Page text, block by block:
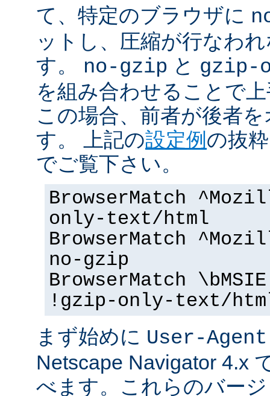
て、特定のブラウザに
ットし、圧縮が行なわ
す。 no-gzip と gzip-
を組み合わせることで
この場合、前者が後者
す。 上記の設定例 の抜
でご覧下さい。
BrowserMatch
only-text/html
BrowserMatch
no-gzip
BrowserMatch
!gzip-only-text/
まず始めに User-Agent
Netscape Navigator 4.x
べます。これらのバー